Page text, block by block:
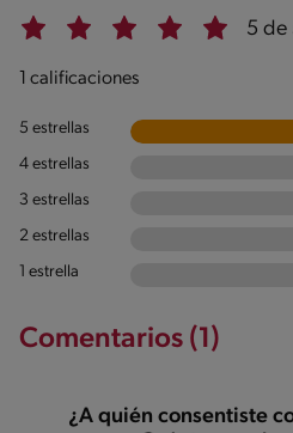
5 de
1 calificaciones
5 estrellas
4 estrellas
3 estrellas
2 estrellas
1 estrella
Comentarios (1)
¿A quién consentiste